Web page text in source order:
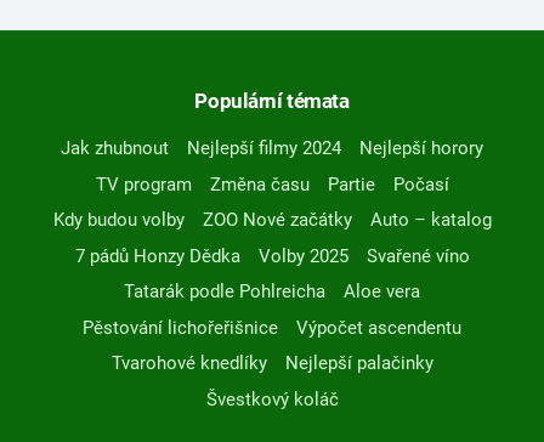
Populární témata
Jak zhubnout Nejlepší filmy 2024
Nejlepší horory
TV program
Změna času Partie
Počasí
Kdy budou volby
ZOO Nové začátky
Auto – katalog
7 pádů Honzy Dědka
Volby 2025
Svařené víno
Tatarák podle Pohlreicha
Aloe vera
Pěstování lichořeřišnice
Výpočet ascendentu
Tvarohové knedlíky
Nejlepší palačinky
Švestkový koláč